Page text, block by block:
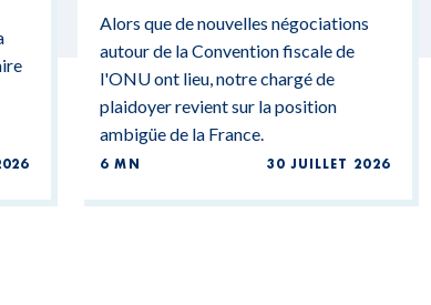
BUDGÉTAIRES
Alors que de nouvelles négociations
autour de la Convention fiscale de
l'ONU ont lieu, notre chargé de
plaidoyer revient sur la position
ambigüe de la France.
6 MN 30 JUILLET 2026